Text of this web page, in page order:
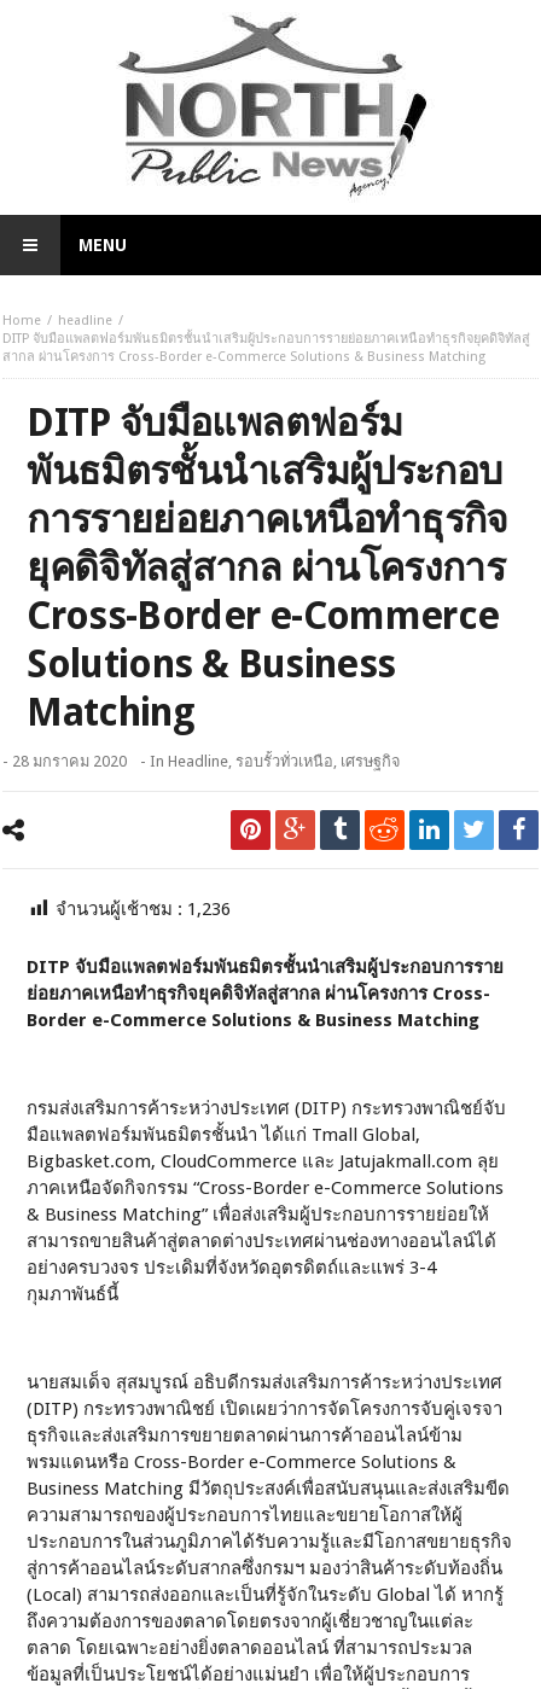
MENU
Home
headline
DITP จับมือแพลตฟอร์มพันธมิตรชั้นนำเสริมผู้ประกอบการรายย่อยภาคเหนือทำธุรกิจยุคดิจิทัลสู่
สากล ผ่านโครงการ Cross-Border e-Commerce Solutions & Business Matching
DITP จับมือแพลตฟอร์ม
พันธมิตรชั้นนำเสริมผู้ประกอบ
การรายย่อยภาคเหนือทำธุรกิจ
ยุคดิจิทัลสู่สากล ผ่านโครงการ
Cross-Border e-Commerce
Solutions & Business
Matching
- 28 มกราคม 2020 - InHeadline, รอบรั้วทั่วเหนือ, เศรษฐกิจ
จำนวนผู้เช้าชม : 1,236
DITP จับมือแพลตฟอร์มพันธมิตรชั้นนำเสริมผู้ประกอบการราย
ย่อยภาคเหนือทำธุรกิจยุคดิจิทัลสู่สากล ผ่านโครงการ Cross-
Border e-Commerce Solutions & Business Matching
กรมส่งเสริมการค้าระหว่างประเทศ (DITP) กระทรวงพาณิชย์จับ
มือแพลตฟอร์มพันธมิตรชั้นนำ ได้แก่ Tmall Global,
Bigbasket.com, CloudCommerce และ Jatujakmall.com ลุย
ภาคเหนือจัดกิจกรรม “Cross-Border e-Commerce Solutions
& Business Matching” เพื่อส่งเสริมผู้ประกอบการรายย่อยให้
สามารถขายสินค้าสู่ตลาดต่างประเทศผ่านช่องทางออนไลน์ได้
อย่างครบวงจร ประเดิมที่จังหวัดอุตรดิตถ์และแพร่ 3-4
กุมภาพันธ์นี้
นายสมเด็จ สุสมบูรณ์ อธิบดีกรมส่งเสริมการค้าระหว่างประเทศ
(DITP) กระทรวงพาณิชย์ เปิดเผยว่าการจัดโครงการจับคู่เจรจา
ธุรกิจและส่งเสริมการขยายตลาดผ่านการค้าออนไลน์ข้าม
พรมแดนหรือ Cross-Border e-Commerce Solutions &
Business Matching มีวัตถุประสงค์เพื่อสนับสนุนและส่งเสริมขีด
ความสามารถของผู้ประกอบการไทยและขยายโอกาสให้ผู้
ประกอบการในส่วนภูมิภาคได้รับความรู้และมีโอกาสขยายธุรกิจ
สู่การค้าออนไลน์ระดับสากลซึ่งกรมฯ มองว่าสินค้าระดับท้องถิ่น
(Local) สามารถส่งออกและเป็นที่รู้จักในระดับ Global ได้ หากรู้
ถึงความต้องการของตลาดโดยตรงจากผู้เชี่ยวชาญในแต่ละ
ตลาด โดยเฉพาะอย่างยิ่งตลาดออนไลน์ ที่สามารถประมวล
ข้อมูลที่เป็นประโยชน์ได้อย่างแม่นยำ เพื่อให้ผู้ประกอบการ